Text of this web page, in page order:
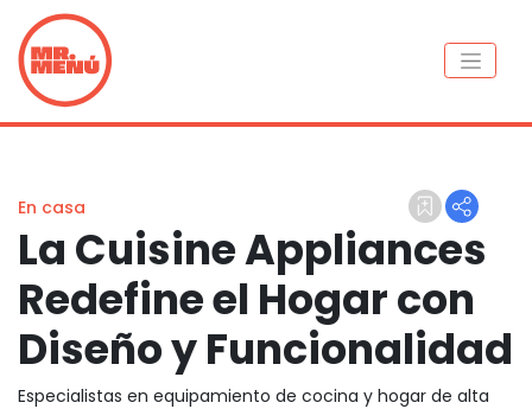
En casa
La Cuisine Appliances
Redefine el Hogar con
Diseño y Funcionalidad
Especialistas en equipamiento de cocina y hogar de alta